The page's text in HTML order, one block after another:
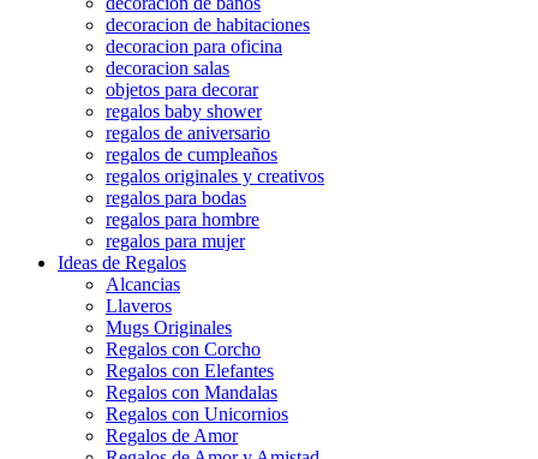
decoracion de habitaciones
decoracion para oficina
decoracion salas
objetos para decorar
regalos baby shower
regalos de aniversario
regalos de cumpleaños
regalos originales y creativos
regalos para bodas
regalos para hombre
regalos para mujer
Ideas de Regalos
Alcancias
Llaveros
Mugs Originales
Regalos con Corcho
Regalos con Elefantes
Regalos con Mandalas
Regalos con Unicornios
Regalos de Amor